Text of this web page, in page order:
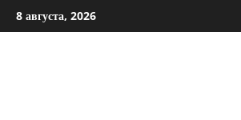
Перейти
к
8 августа, 2026